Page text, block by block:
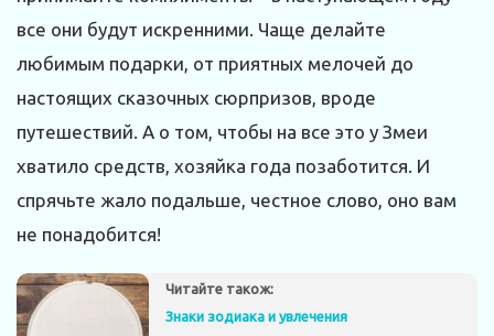
все они будут искренними. Чаще делайте
любимым подарки, от приятных мелочей до
настоящих сказочных сюрпризов, вроде
путешествий. А о том, чтобы на все это у Змеи
хватило средств, хозяйка года позаботится. И
спрячьте жало подальше, честное слово, оно вам
не понадобится!
Читайте також:
Знаки зодиака и увлечения